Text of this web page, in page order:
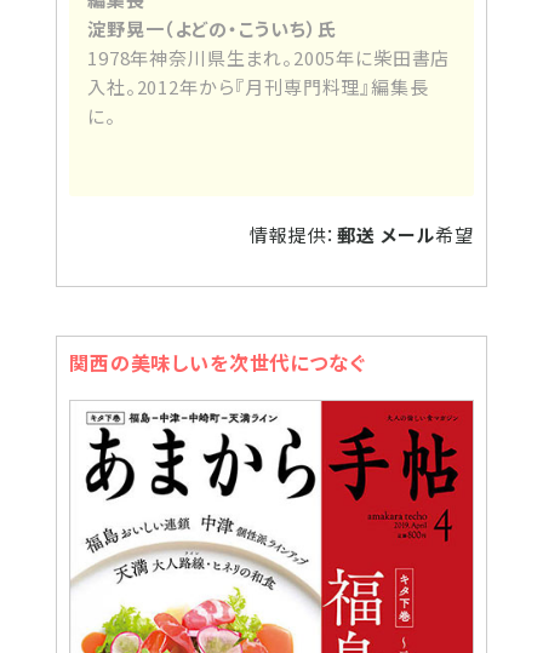
淀野晃一（よどの・こういち）氏
1978年神奈川県生まれ。2005年に柴田書店
入社。2012年から『月刊専門料理』編集長
に。
情報提供：郵送 メール希望
関西の美味しいを次世代につなぐ